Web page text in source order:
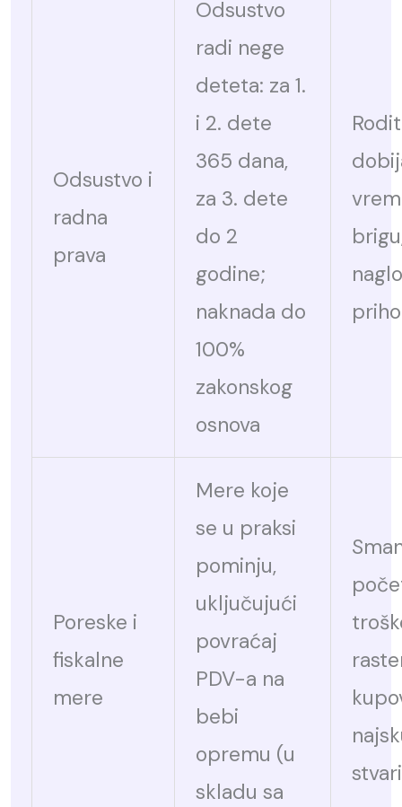
Odsustvo i
radna
prava
Odsustvo
radi nege
deteta: za 1.
i 2. dete
365 dana,
za 3. dete
do 2
godine;
naknada do
100%
zakonskog
osnova
Poreske i
fiskalne
mere
Mere koje
se u praksi
pominju,
uključujući
povraćaj
PDV-a na
bebi
opremu (u
skladu sa
stvari